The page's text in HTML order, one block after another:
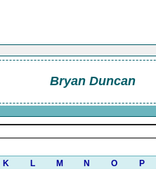
Bryan Duncan
K L M N O P